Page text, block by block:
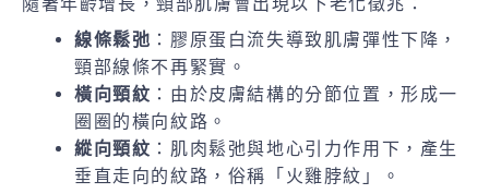
線條鬆弛 ：膠原蛋白流失導致肌膚彈性下降，
頸部線條不再緊實。
橫向頸紋 ：由於皮膚結構的分節位置，形成一
圈圈的橫向紋路。
縱向頸紋 ：肌肉鬆弛與地心引力作用下，產生
垂直走向的紋路，俗稱「火雞脖紋」。